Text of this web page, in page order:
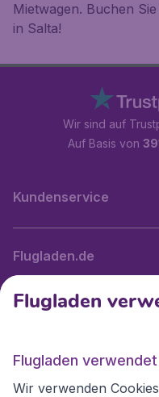
Mietwagen. Buchen
in Salta!
Wir sind auf
Auf Basis von
Kundenservice
Flugladen.de
Internationale
Folgen Sie uns:
Flugladen
Flugladen
Wir verwenden